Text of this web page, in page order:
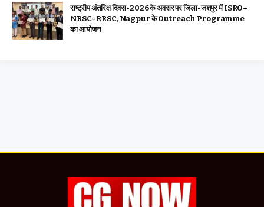
राष्ट्रीय अंतरिक्ष दिवस-2026 के अवसर पर जिला-जशपुर में ISRO–
NRSC–RRSC, Nagpur के Outreach Programme
का आयोजन